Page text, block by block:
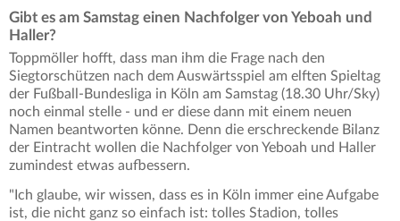
Gibt es am Samstag einen Nachfolger von Yeboah und
Haller?
Toppmöller hofft, dass man ihm die Frage nach den
Siegtorschützen nach dem Auswärtsspiel am elften Spieltag
der Fußball-Bundesliga in Köln am Samstag (18.30 Uhr/Sky)
noch einmal stelle - und er diese dann mit einem neuen
Namen beantworten könne. Denn die erschreckende Bilanz
der Eintracht wollen die Nachfolger von Yeboah und Haller
zumindest etwas aufbessern.
"Ich glaube, wir wissen, dass es in Köln immer eine Aufgabe
ist, die nicht ganz so einfach ist: tolles Stadion, tolles